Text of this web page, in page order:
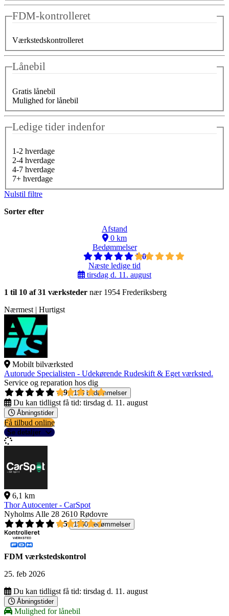
FDM-kontrolleret
Værkstedskontrolleret
Lånebil
Gratis lånebil
Mulighed for lånebil
Ledige tider indenfor
1-2 hverdage
2-4 hverdage
4-7 hverdage
7+ hverdage
Nulstil filtre
Sorter efter
Afstand
0 km
Bedømmelser
5,0
Næste ledige tid
tirsdag d. 11. august
1 til 10 af 31 værksteder nær 1954 Frederiksberg
Nærmest | Hurtigst
Mobilt bilværksted
Autorude Specialisten - Udekørende Rudeskift & Eget værksted.
Service og reparation hos dig
4,9
135 bedømmelser
Du kan tidligst få tid: tirsdag d. 11. august
Åbningstider
Få tilbud online
Se detaljer
6,1 km
Thor Autocenter - CarSpot
Nyholms Alle 28 2610 Rødovre
4,5
1560 bedømmelser
FDM værkstedskontrol
25. feb 2026
Du kan tidligst få tid: tirsdag d. 11. august
Åbningstider
Mulighed for lånebil